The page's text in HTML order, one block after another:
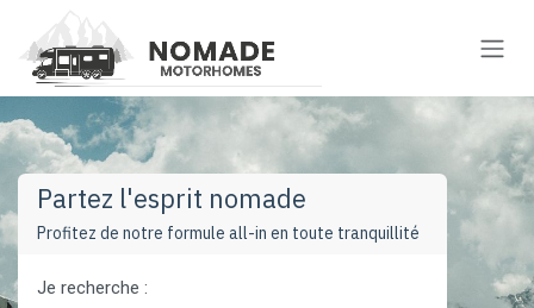
Partez l'esprit nomade
Profitez de notre formule all-in en toute tranquillité
Je recherche :